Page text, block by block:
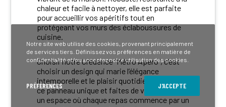
chaleur et facile à nettoyer, elle est parfaite
pour accueillir vos apéritifs tout en
protégeant vos murs des éclaboussures de
cuisine.
Choisir notre Crédence “Métro Apéro”, c’est
choisir un design qui marie l’élégance
intemporelle et le plaisir quotidien. Installez
ce panneau unique et faites de votre cuisine
un espace où chaque repas commence par un
Notre site web utilise des cookies, provenant principalement
de services tiers. Définissez vos préférences en matière de
confidentialité et/ou acceptez notre utilisation des cookies.
PRÉFÉRENCES J'ACCEPTE